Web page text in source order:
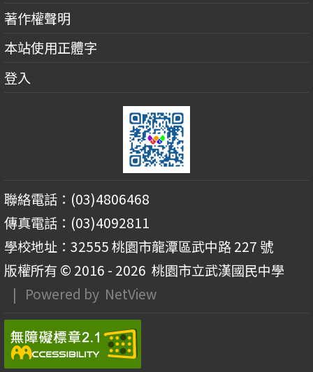
著作權聲明
本站使用正體字
登入
聯絡電話：(03)4806468
傳真電話：(03)4092811
學校地址：32555 桃園市龍潭區武中路 227 號
版權所有 © 2016 - 2026 桃園市立武漢國民中學
| Powered by NetView